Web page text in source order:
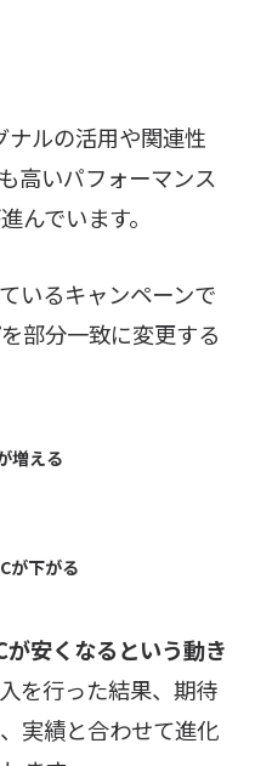
ルの活用や関連性
高いパフォーマンス
んでいます。
いるキャンペーンで
部分一致に変更する
増える
が下がる
安くなるという動き
を行った結果、期待
実績と合わせて進化